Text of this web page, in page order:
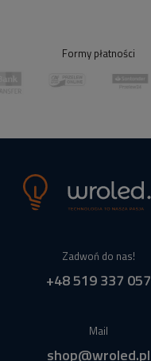
Formy płatności
Zadwoń do nas!
+48 519 337 057
Mail
shop@wroled.pl